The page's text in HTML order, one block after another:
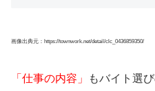
画像出典元：https://townwork.net/detail/clc_0436859350/
「仕事の内容」
もバイト選